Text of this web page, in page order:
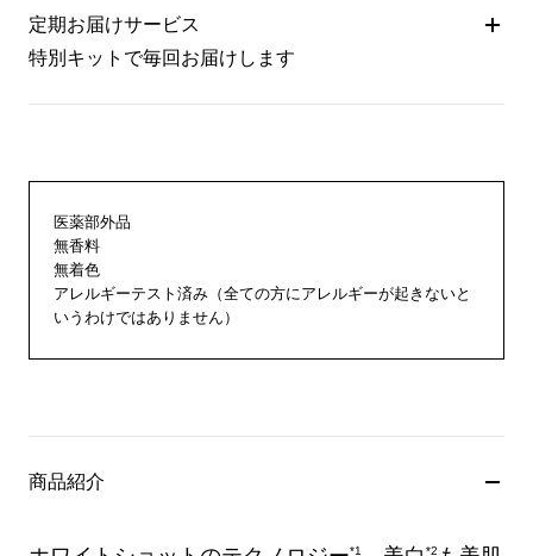
定期お届けサービス
特別キットで毎回お届けします
医薬部外品
無香料
無着色
アレルギーテスト済み（全ての方にアレルギーが起きないと
いうわけではありません）
商品紹介
*1 *2